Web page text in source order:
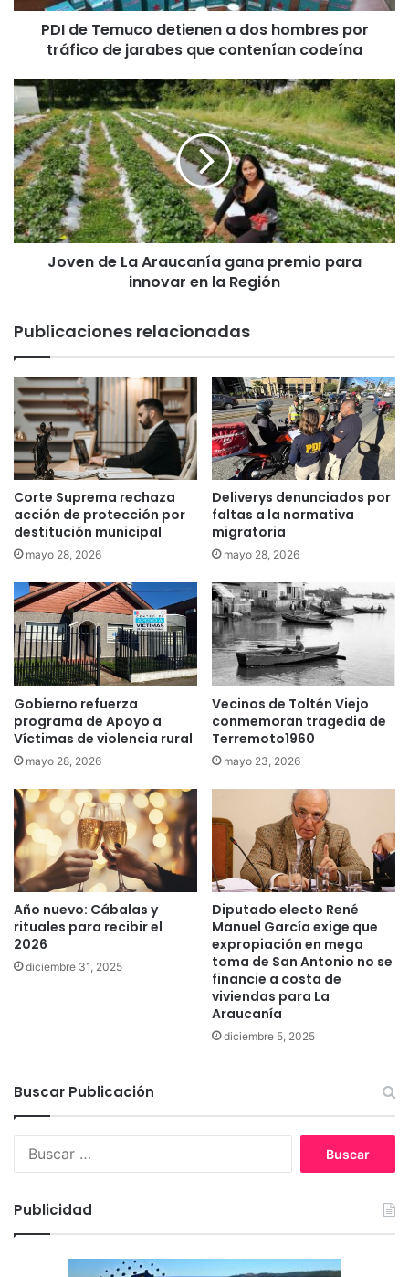
u
e
t
i
e
n
e
n
a
d
m
b
r
e
s
p
o
r
á
f
c
o
d
e
j
a
r
a
b
e
q
u
e
c
o
n
t
e
n
í
e
n
PDI de Temuco detienen a dos hombres por
tráfico de jarabes que contenían codeína
J
o
v
e
n
d
e
L
a
c
a
n
a
g
a
n
a
p
r
e
i
o
p
a
r
a
i
n
n
o
a
r
n
l
a
R
e
g
i
Joven de La Araucanía gana premio para
innovar en la Región
Publicaciones relacionadas
Corte Suprema rechaza
acción de protección por
destitución municipal
mayo 28, 2026
Deliverys denunciados por
faltas a la normativa
migratoria
mayo 28, 2026
Gobierno refuerza
programa de Apoyo a
Víctimas de violencia rural
mayo 28, 2026
Vecinos de Toltén Viejo
conmemoran tragedia de
Terremoto1960
mayo 23, 2026
Año nuevo: Cábalas y
rituales para recibir el
2026
diciembre 31, 2025
Diputado electo René
Manuel García exige que
expropiación en mega
toma de San Antonio no se
financie a costa de
viviendas para La
Araucanía
diciembre 5, 2025
Buscar Publicación
:
Publicidad